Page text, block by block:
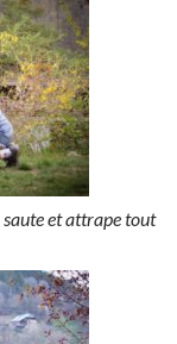
et attrape tout